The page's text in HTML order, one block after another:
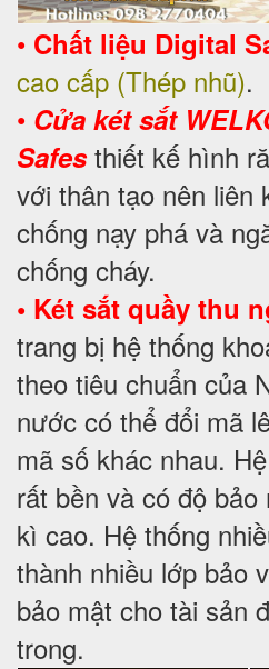
• Chất liệu Digital
cao cấp (Thép nhũ).
• Cửa két sắt
Safesthiết kế hình
với thân tạo nên liên
chống nạy phá và
chống cháy.
• Két sắt quầy thu
trang bị hệ thống
theo tiêu chuẩn của
nước có thể đổi mã
mã số khác nhau.
rất bền và có độ
kì cao. Hệ thống
thành nhiều lớp bảo
bảo mật cho tài sản
trong.